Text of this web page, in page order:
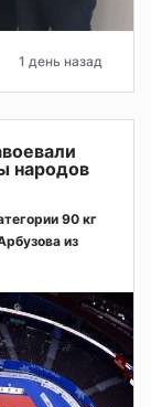
1 день назад
народов
90 кг
из